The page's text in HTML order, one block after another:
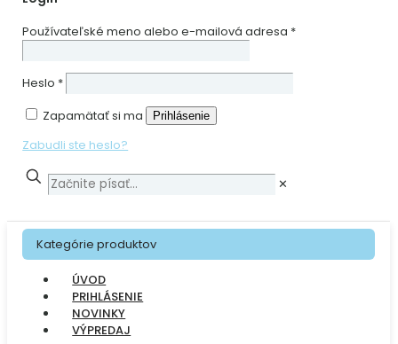
Používateľské meno alebo e-mailová adresa *
Heslo *
Zapamätať si ma
Prihlásenie
Zabudli ste heslo?
✕
Kategórie produktov
ÚVOD
PRIHLÁSENIE
NOVINKY
VÝPREDAJ